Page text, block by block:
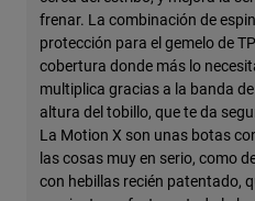
frenar. La combinación de
protección para el gemelo de
cobertura donde más lo
multiplica gracias a la banda
altura del tobillo, que te da
La Motion X son unas botas
las cosas muy en serio, como
con hebillas recién patentado,